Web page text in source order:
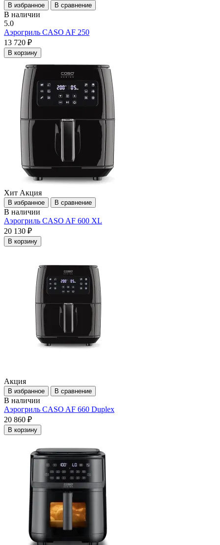
В избранное В сравнение
В наличии
5.0
Аэрогриль CASO AF 250
13 720 ₽
В корзину
Хит Акция
В избранное В сравнение
В наличии
Аэрогриль CASO AF 600 XL
20 130 ₽
В корзину
Акция
В избранное В сравнение
В наличии
Аэрогриль CASO AF 660 Duplex
20 860 ₽
В корзину